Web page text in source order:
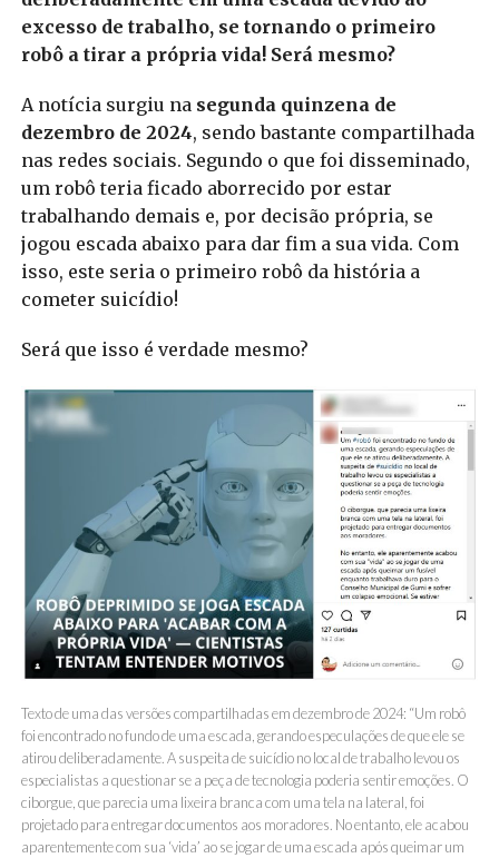
excesso de trabalho, se tornando o primeiro
robô a tirar a própria vida! Será mesmo?
A notícia surgiu na segunda quinzena de
dezembro de 2024, sendo bastante compartilhada
nas redes sociais. Segundo o que foi disseminado,
um robô teria ficado aborrecido por estar
trabalhando demais e, por decisão própria, se
jogou escada abaixo para dar fim a sua vida. Com
isso, este seria o primeiro robô da história a
cometer suicídio!
Será que isso é verdade mesmo?
Texto de uma das versões compartilhadas em dezembro de 2024: “Um robô
foi encontrado no fundo de uma escada, gerando especulações de que ele se
atirou deliberadamente. A suspeita de suicídio no local de trabalho levou os
especialistas a questionar se a peça de tecnologia poderia sentir emoções. O
ciborgue, que parecia uma lixeira branca com uma tela na lateral, foi
projetado para entregar documentos aos moradores. No entanto, ele acabou
aparentemente com sua ‘vida’ ao se jogar de uma escada após queimar um